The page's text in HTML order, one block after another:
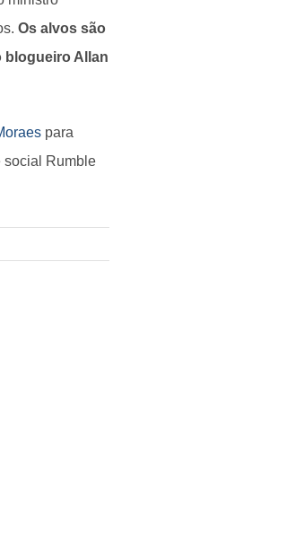
Os alvos são
blogueiro Allan
para
social Rumble